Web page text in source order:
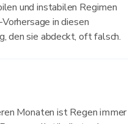
und instabilen Regimen
in diesen
den sie abdeckt, oft falsch.
Monaten ist Regen immer